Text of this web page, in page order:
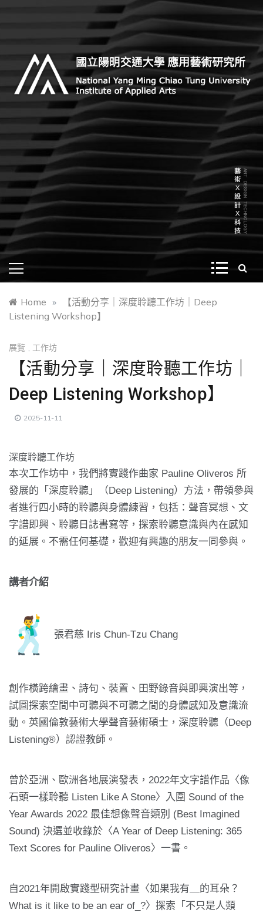
國立陽明交通大學 應用藝術研
究所
Institute of Applied Arts, National Yang Ming Chiao
Home »
【活動分享｜深度聆聽工作坊｜Deep
Listening Workshop】
展覽 , 工作坊
【活動分享｜深度聆聽工作坊｜
Deep Listening Workshop】
2025-11-11
深度聆聽工作坊
本次工作坊中，我們將實踐作曲家 Pauline Oliveros 所
發展的「深度聆聽」（Deep Listening）方法， 帶領參與
者進行四小時的聆聽與身體練習，包括：聲音冥想、 文
字譜即興、聆聽日誌書寫等，探索聆聽意識與內在感知
的延展。 不需任何基礎，歡迎有興趣的朋友一同參與。
講者介紹
張君慈 Iris Chun-Tzu Chang
創作橫跨繪畫、詩句、裝置、田野錄音與即興演出等，
試圖探索空間中可聽與不可聽之間的身體感知及意識流
動。 英國倫敦藝術大學聲音藝術碩士，深度聆聽（Deep
Listening®）認證教師。
曾於亞洲、歐洲各地展演發表，2022年文字譜作品〈像
石頭一樣聆聽 Listen Like A Stone〉入圍 Sound of the
Year Awards 2022 最佳想像聲音類別 (Best Imagined
Sound) 決選並收錄於〈A Year of Deep Listening: 365
Text Scores for Pauline Oliveros〉一書。
自2021年開啟實踐型研究計畫〈如果我有＿的耳朵？
What is it like to be an ear of_?〉探索「不只是人類